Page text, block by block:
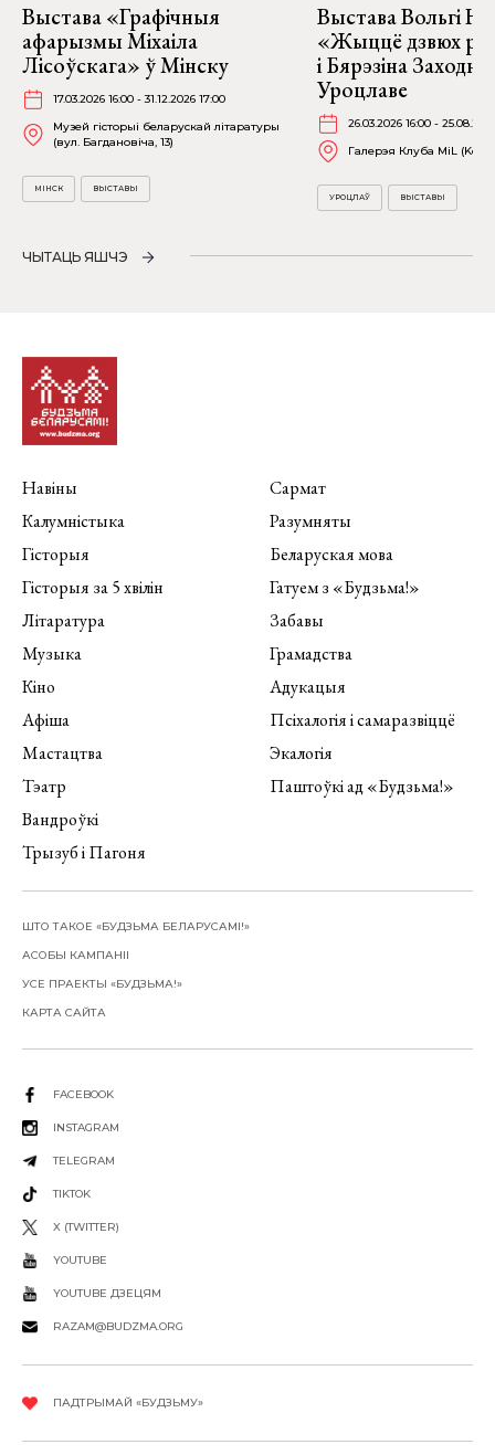
Выстава «Графічныя
афарызмы Міхаіла
Лісоўскага» ў Мінску
17.03.2026 16:00 - 31.12.2026 17:00
Музей гісторыі беларускай літаратуры
(вул. Багдановіча, 13)
МІНСК ВЫСТАВЫ
Выстава Вольгі
«Жыццё дзвюх
і Бярэзіна
Уроцлаве
26.03.2026 16:00 -
Галерэя Клуба MiL
УРОЦЛАЎ ВЫСТАВЫ
ЧЫТАЦЬ ЯШЧЭ
Навіны
Калумністыка
Гісторыя
Гісторыя за 5 хвілін
Літаратура
Музыка
Кіно
Афіша
Мастацтва
Тэатр
Вандроўкі
Трызуб і Пагоня
Сармат
Разумняты
Беларуская мова
Гатуем з «Будзьма!»
Забавы
Грамадства
Адукацыя
Псіхалогія і самаразвіццё
Экалогія
Паштоўкі ад «Будзьма!»
ШТО ТАКОЕ «БУДЗЬМА БЕЛАРУСАМІ!»
АСОБЫ КАМПАНІІ
УСЕ ПРАЕКТЫ «БУДЗЬМА!»
КАРТА САЙТА
FACEBOOK
INSTAGRAM
TELEGRAM
TIKTOK
X (TWITTER)
YOUTUBE
YOUTUBE ДЗЕЦЯМ
RAZAM@BUDZMA.ORG
ПАДТРЫМАЙ «БУДЗЬМУ»